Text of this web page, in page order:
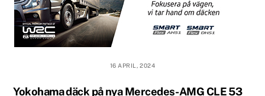
16 APRIL, 2024
Yokohama däck på nya Mercedes-AMG CLE 53